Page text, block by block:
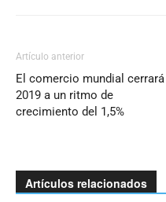
Artículo anterior
El comercio mundial cerrará
2019 a un ritmo de
crecimiento del 1,5%
Artículos relacionados